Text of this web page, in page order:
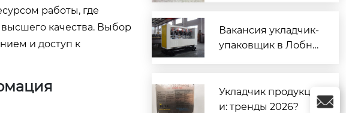
работы, где
качества. Выбор
и доступ к
дниц
Вакансия укладчик-
упаковщик в Лобне:
Укладчик продукци
и: тренды 2026?